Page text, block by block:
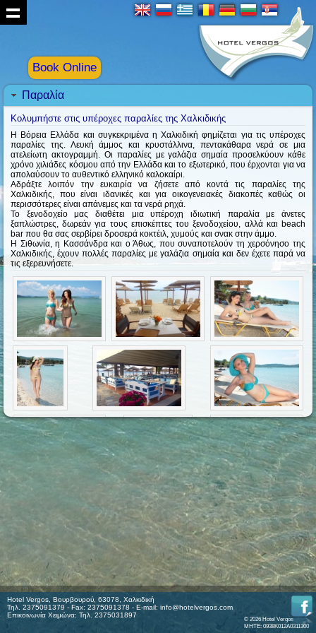
Book Online
Παραλία
Κολυμπήστε στις υπέροχες παραλίες της Χαλκιδικής
Η Βόρεια Ελλάδα και συγκεκριμένα η Χαλκιδική φημίζεται για τις υπέροχες
παραλίες της. Λευκή άμμος και κρυστάλλινα, πεντακάθαρα νερά σε μια
ατελείωτη ακτογραμμή. Οι παραλίες με γαλάζια σημαία προσελκύουν κάθε
χρόνο χιλιάδες κόσμου από την Ελλάδα και το εξωτερικό, που έρχονται για να
απολαύσουν το αυθεντικό ελληνικό καλοκαίρι.
Αδράξτε λοιπόν την ευκαιρία να ζήσετε από κοντά τις παραλίες της
Χαλκιδικής, που είναι ιδανικές και για οικογενειακές διακοπές καθώς οι
περισσότερες είναι απάνεμες και τα νερά ρηχά.
Το ξενοδοχείο μας διαθέτει μια υπέροχη ιδιωτική παραλία με άνετες
ξαπλώστρες, δωρεάν για τους επισκέπτες του ξενοδοχείου, αλλά και beach
bar που θα σας σερβίρει δροσερά κοκτέιλ, χυμούς και σνακ στην άμμο.
Η Σιθωνία, η Κασσάνδρα και ο Άθως, που συναποτελούν τη χερσόνησο της
Χαλκιδικής, έχουν πολλές παραλίες με γαλάζια σημαία και δεν έχετε παρά να
τις εξερευνήσετε.
Hotel Vergos, Βουρβουρού, 63078, Χαλκιδική
Τηλ. 2375091379 - Fax: 2375091378 - E-mail: info@hotelvergos.com
Επικοινωνία Χειμώνα: Τηλ. 2375031897
© 2026 Hotel Vergos
MHTE: 0938K012A0311300